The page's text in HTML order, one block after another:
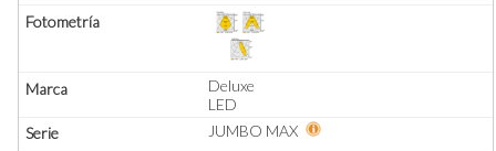
Deluxe
LED
JUMBO MAX